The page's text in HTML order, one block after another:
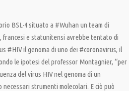
BSL-4 situato a #Wuhan un team di
francesi e statunitensi avrebbe tentato di
#HIV il genoma di uno dei #coronavirus, il
le ipotesi del professor Montagnier, “per
del virus HIV nel genoma di un
necessari strumenti molecolari. E ciò può